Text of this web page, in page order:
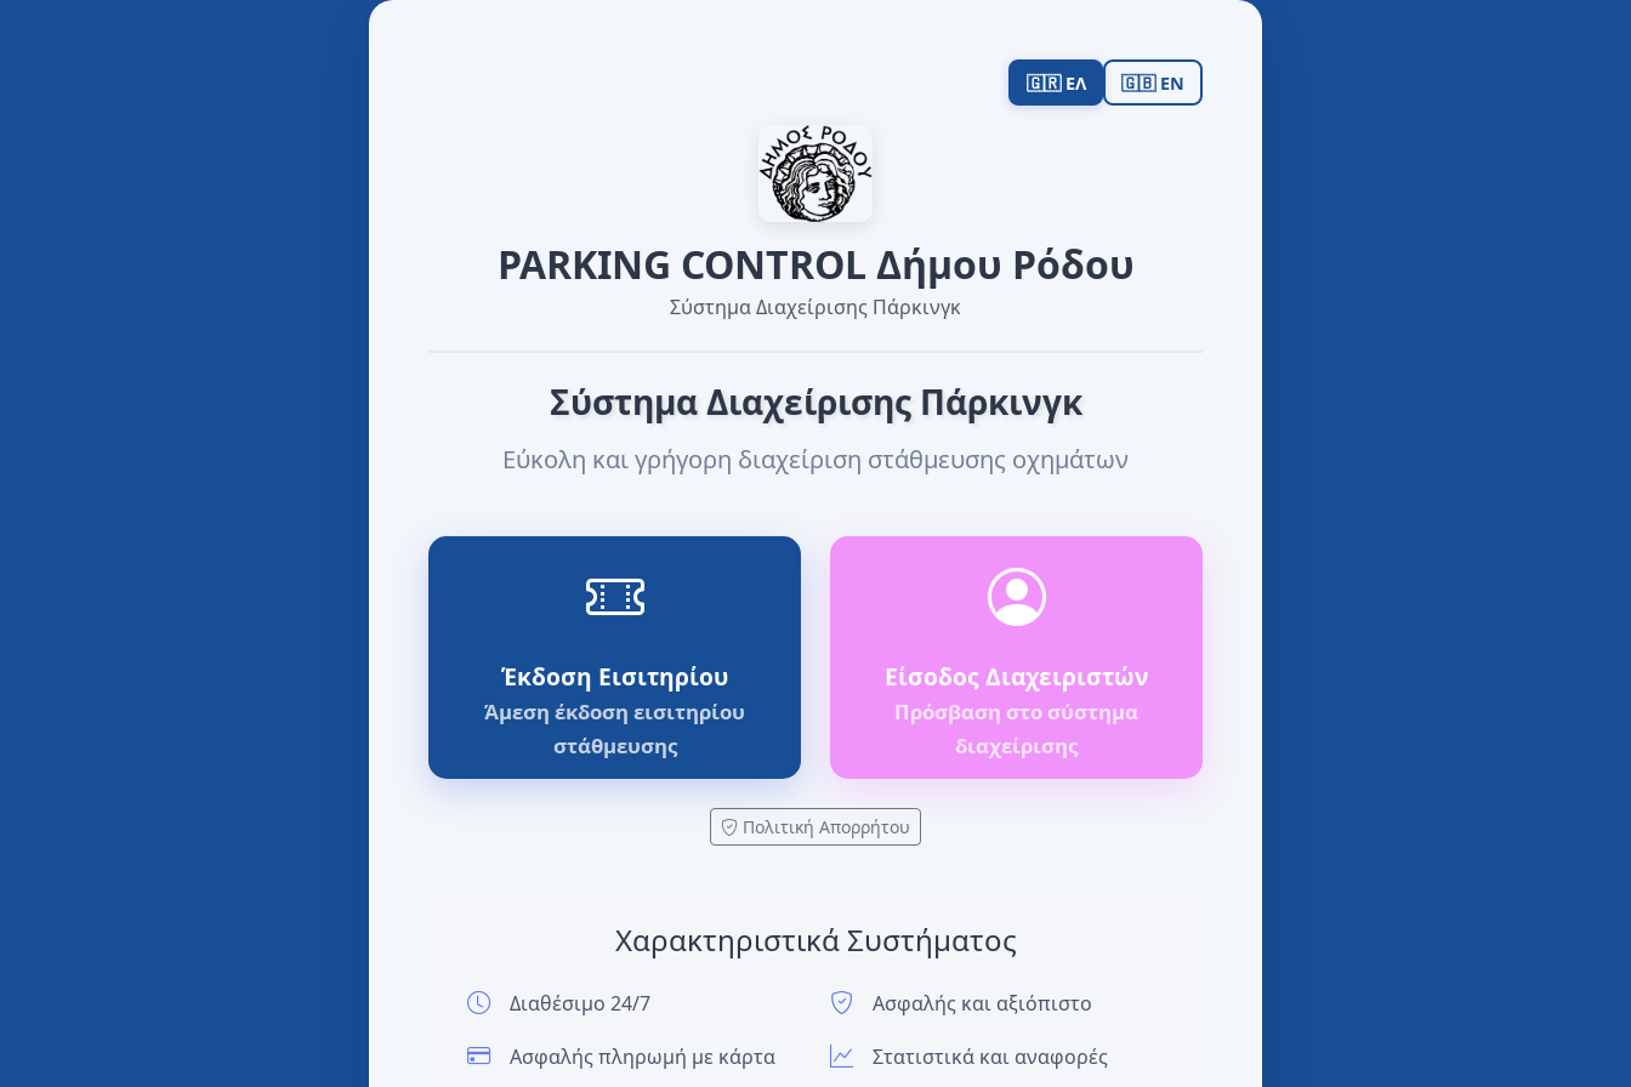
🇬🇷 ΕΛ 🇬🇧 EN
PARKING CONTROL Δήμου Ρόδου
Σύστημα Διαχείρισης Πάρκινγκ
Σύστημα Διαχείρισης Πάρκινγκ
Εύκολη και γρήγορη διαχείριση στάθμευσης οχημάτων
Έκδοση Εισιτηρίου
Άμεση έκδοση εισιτηρίου
στάθμευσης
Είσοδος Διαχειριστών
Πρόσβαση στο σύστημα
διαχείρισης
Πολιτική Απορρήτου
Χαρακτηριστικά Συστήματος
Διαθέσιμο 24/7
Ασφαλής πληρωμή με κάρτα
Ασφαλής και αξιόπιστο
Στατιστικά και αναφορές